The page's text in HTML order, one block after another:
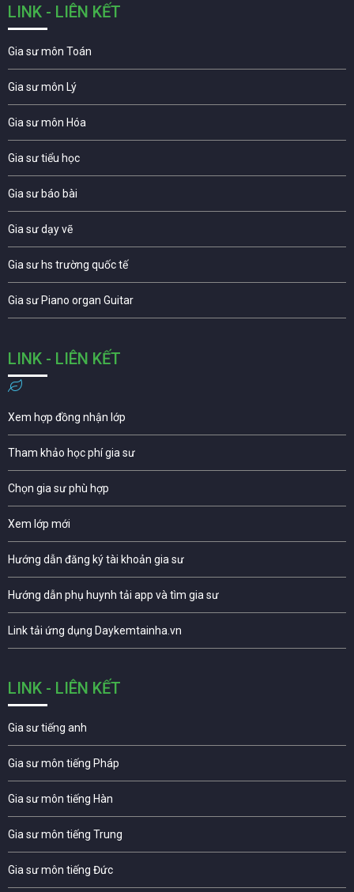
LINK - LIÊN KẾT
Gia sư môn Toán
Gia sư môn Lý
Gia sư môn Hóa
Gia sư tiểu học
Gia sư báo bài
Gia sư dạy vẽ
Gia sư hs trường quốc tế
Gia sư Piano organ Guitar
LINK - LIÊN KẾT
Xem hợp đồng nhận lớp
Tham khảo học phí gia sư
Chọn gia sư phù hợp
Xem lớp mới
Hướng dẫn đăng ký tài khoản gia sư
Hướng dẫn phụ huynh tải app và tìm gia sư
Link tải ứng dụng Daykemtainha.vn
LINK - LIÊN KẾT
Gia sư tiếng anh
Gia sư môn tiếng Pháp
Gia sư môn tiếng Hàn
Gia sư môn tiếng Trung
Gia sư môn tiếng Đức